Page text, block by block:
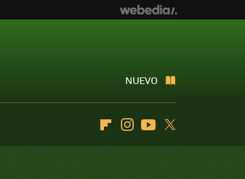
NUEVO
FlipboardInstagramYoutube